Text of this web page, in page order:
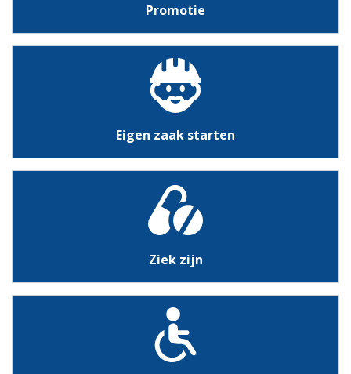
Promotie
Eigen zaak starten
Ziek zijn